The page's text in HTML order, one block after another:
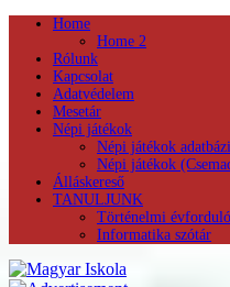
Home
Home 2
Rólunk
Kapcsolat
Adatvédelem
Mesetár
Népi játékok
Népi játékok
Népi játékok
Álláskereső
TANULJUNK
Történelmi
Informatika szótár